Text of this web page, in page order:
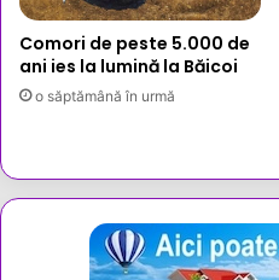
Comori de peste 5.000 de
ani ies la lumină la Băicoi
o săptămână în urmă